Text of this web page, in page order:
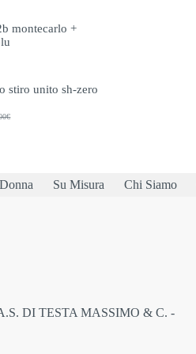
montecarlo +
stiro unito sh-zero
€
Donna Su Misura Chi Siamo
DI TESTA MASSIMO & C. -